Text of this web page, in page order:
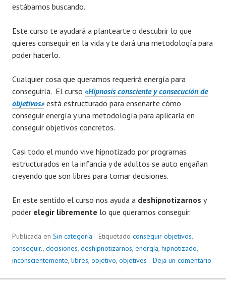
estábamos buscando.
Este curso te ayudará a plantearte o descubrir lo que
quieres conseguir en la vida y te dará una metodología para
poder hacerlo.
Cualquier cosa que queramos requerirá energía para
conseguirla. El curso «Hipnosis consciente y consecución de
objetivos»está estructurado para enseñarte cómo
conseguir energía y una metodología para aplicarla en
conseguir objetivos concretos.
Casi todo el mundo vive hipnotizado por programas
estructurados en la infancia y de adultos se auto engañan
creyendo que son libres para tomar decisiones.
En este sentido el curso nos ayuda a deshipnotizarnos y
poder elegir libremente lo que queramos conseguir.
Publicada en Sin categoría Etiquetado conseguir objetivos,
conseguir., decisiones, deshipnotizarnos, energía, hipnotizado,
inconscientemente, libres, objetivo, objetivos Deja un comentario